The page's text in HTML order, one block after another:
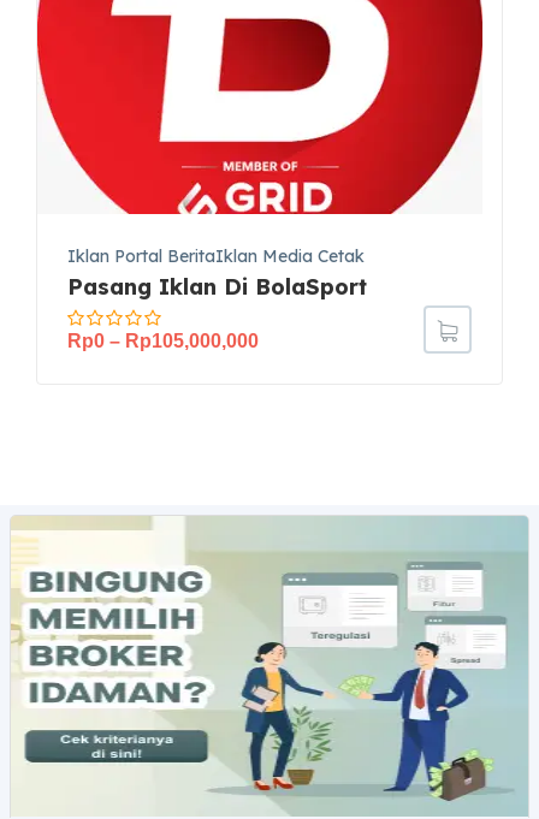
Iklan Portal BeritaIklan Media Cetak
Pasang Iklan Di BolaSport
Rp0 – Rp105,000,000